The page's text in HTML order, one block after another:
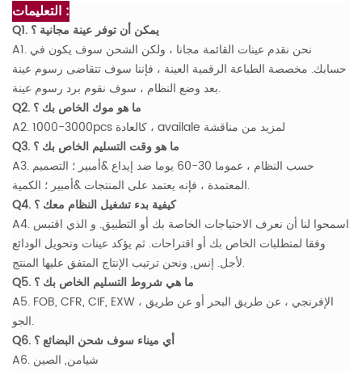
التعليمات :
Q1. يمكن أن توفر عينة مجانية ؟
A1. نحن نقدم عينات القائمة مجانا ، ولكن الشحن سوف يكون في
حسابك. مخصصة الطباعة الرقمية العينة ، فإننا سوف تتقاضى رسوم عينة
بعد وضع النظام ، سوف نقوم برد رسوم عينة.
Q2. ما هو موك الخاص بك ؟
A2. 1000-3000pcs كالعادة ، availale لمزيد من مناقشة
Q3. ما هو وقت التسليم الخاص بك ؟
A3. حسب النظام ، عموما 30-60 يوما ضد إيداع &أمبير ؛ التصميم
المعتمدة ، فإنه يعتمد على المنتجات &أمبير ؛ الكمية.
Q4. كيفية بدء تشغيل النظام معك ؟
A4. اسمحوا لنا أن نعرف الاحتياجات الخاصة بك أو التطبيق. و الذي اقتبس
وفقا لمتطلبات الخاص بك أو اقتراحات. ثم يؤكد عينات وتحويل الودائع
لأجل. إنس, ونحن ترتيب الإنتاج المتفق عليها المنتج.
Q5. ما هي شروط التسليم الخاص بك ؟
A5. FOB, CFR, CIF, EXW ، الإفرنجي ، عن طريق البحر أو عن طريق
الجو.
Q6. أي ميناء سوف شحن البضائع ؟
A6. شيامن, الصين